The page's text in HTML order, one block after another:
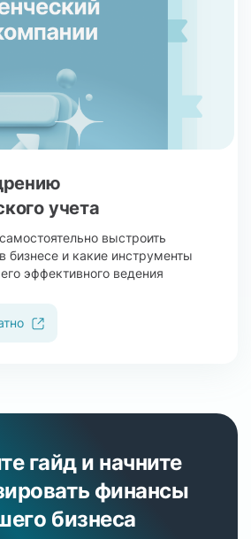
учета
выстроить
бизнесе и какие инструменты
эффективного ведения
гайд и начните
финансы
бизнеса